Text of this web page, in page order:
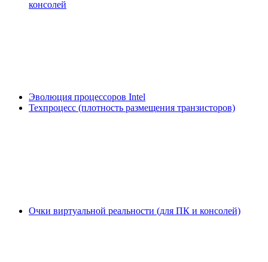
консолей
Эволюция процессоров Intel
Техпроцесс (плотность размещения транзисторов)
Очки виртуальной реальности (для ПК и консолей)